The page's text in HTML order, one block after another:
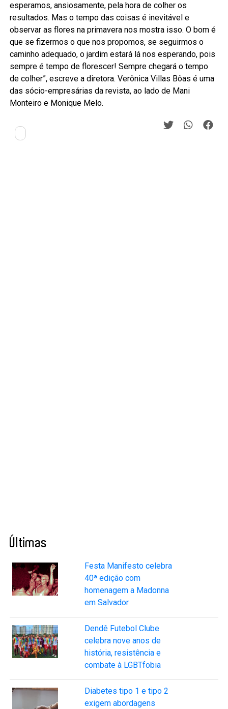
esperamos, ansiosamente, pela hora de colher os
resultados. Mas o tempo das coisas é inevitável e
observar as flores na primavera nos mostra isso. O bom é
que se fizermos o que nos propomos, se seguirmos o
caminho adequado, o jardim estará lá nos esperando, pois
sempre é tempo de florescer! Sempre chegará o tempo
de colher”, escreve a diretora. Verônica Villas Bôas é uma
das sócio-empresárias da revista, ao lado de Mani
Monteiro e Monique Melo.
Últimas
Festa Manifesto celebra
40ª edição com
homenagem a Madonna
em Salvador
Dendê Futebol Clube
celebra nove anos de
história, resistência e
combate à LGBTfobia
Diabetes tipo 1 e tipo 2
exigem abordagens